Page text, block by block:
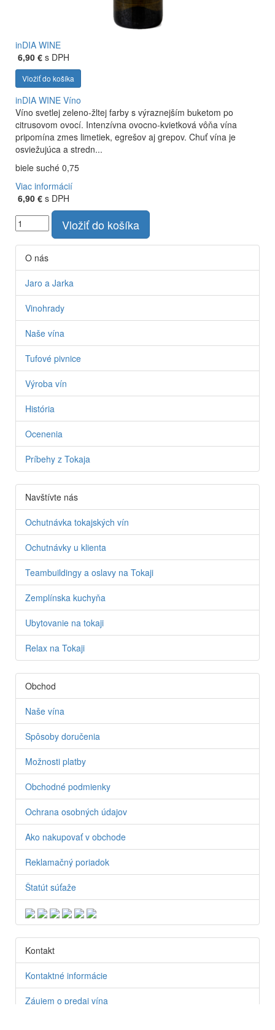
inDIA WINE
6,90 € s DPH
Vložiť do košíka
inDIA WINE Víno
Víno svetlej zeleno-žltej farby s výraznejším buketom po
citrusovom ovocí. Intenzívna ovocno-kvietková vôňa vína
pripomína zmes limetiek, egrešov aj grepov. Chuť vína je
osviežujúca a stredn...
biele suché 0,75
Viac informácií
6,90 € s DPH
Vložiť do košíka
O nás
Jaro a Jarka
Vinohrady
Naše vína
Tufové pivnice
Výroba vín
História
Ocenenia
Príbehy z Tokaja
Navštívte nás
Ochutnávka tokajských vín
Ochutnávky u klienta
Teambuildingy a oslavy na Tokaji
Zemplínska kuchyňa
Ubytovanie na tokaji
Relax na Tokaji
Obchod
Naše vína
Spôsoby doručenia
Možnosti platby
Obchodné podmienky
Ochrana osobných údajov
Ako nakupovať v obchode
Reklamačný poriadok
Štatút súťaže
Kontakt
Kontaktné informácie
Záujem o predaj vína